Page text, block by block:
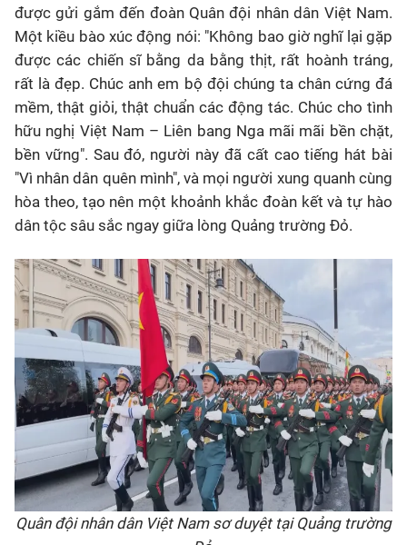
được gửi gắm đến đoàn Quân đội nhân dân Việt Nam.
Một kiều bào xúc động nói: "Không bao giờ nghĩ lại gặp
được các chiến sĩ bằng da bằng thịt, rất hoành tráng,
rất là đẹp. Chúc anh em bộ đội chúng ta chân cứng đá
mềm, thật giỏi, thật chuẩn các động tác. Chúc cho tình
hữu nghị Việt Nam – Liên bang Nga mãi mãi bền chặt,
bền vững". Sau đó, người này đã cất cao tiếng hát bài
"Vì nhân dân quên mình", và mọi người xung quanh cùng
hòa theo, tạo nên một khoảnh khắc đoàn kết và tự hào
dân tộc sâu sắc ngay giữa lòng Quảng trường Đỏ.
Quân đội nhân dân Việt Nam sơ duyệt tại Quảng trường